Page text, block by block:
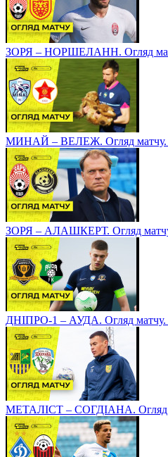
ЗОРЯ – НОРШЕЛАНН. Огляд
МИНАЙ – ВЕЛЕЖ. Огляд матчу.
ЗОРЯ – АЛАШКЕРТ. Огляд
ДНІПРО-1 – АУДА. Огляд матчу.
МЕТАЛІСТ – СОГДІАНА. Огляд